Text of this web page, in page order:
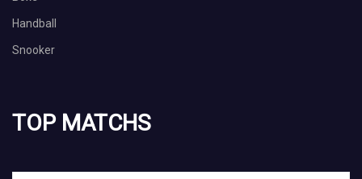
Handball
Snooker
TOP MATCHS